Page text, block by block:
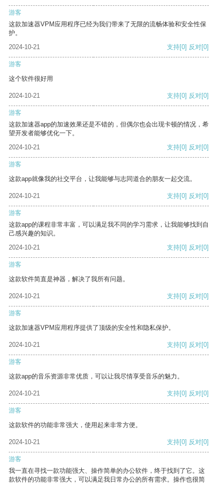
游客
这款加速器VPM应用程序已经为我们带来了无限的流畅体验和安全性保
护。
2024-10-21
支持[0] 反对[0]
游客
这个软件很好用
2024-10-21 支持[0] 反对[0]
游客
这款加速器app的加速效果还是不错的，但偶尔也会出现卡顿的情况，希
望开发者能够优化一下。
2024-10-21
支持[0] 反对[0]
游客
这款app就像我的社交平台，让我能够与志同道合的朋友一起交流。
2024-10-21 支持[0] 反对[0]
游客
这款app的课程非常丰富，可以满足我不同的学习需求，让我能够找到自
己感兴趣的知识。
2024-10-21
支持[0] 反对[0]
游客
这款软件简直是神器，解决了我所有问题。
2024-10-21 支持[0] 反对[0]
游客
这款加速器VPM应用程序提供了顶级的安全性和隐私保护。
2024-10-21 支持[0] 反对[0]
游客
这款app的音乐资源非常优质，可以让我尽情享受音乐的魅力。
2024-10-21 支持[0] 反对[0]
游客
这款软件的功能非常强大，使用起来非常方便。
2024-10-21 支持[0] 反对[0]
游客
我一直在寻找一款功能强大、操作简单的办公软件，终于找到了它。这
款软件的功能非常强大，可以满足我日常办公的所有需求。操作也很简